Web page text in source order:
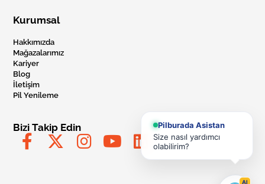
Kurumsal
Hakkımızda
Mağazalarımız
Kariyer
Blog
İletişim
Pil Yenileme
Bizi Takip Edin
Pilburada Asistan
Size nasıl yardımcı
olabilirim?
AI